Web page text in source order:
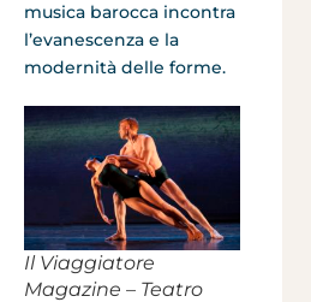
musica barocca incontra
l’evanescenza e la
modernità delle forme.
Il Viaggiatore
Magazine – Teatro